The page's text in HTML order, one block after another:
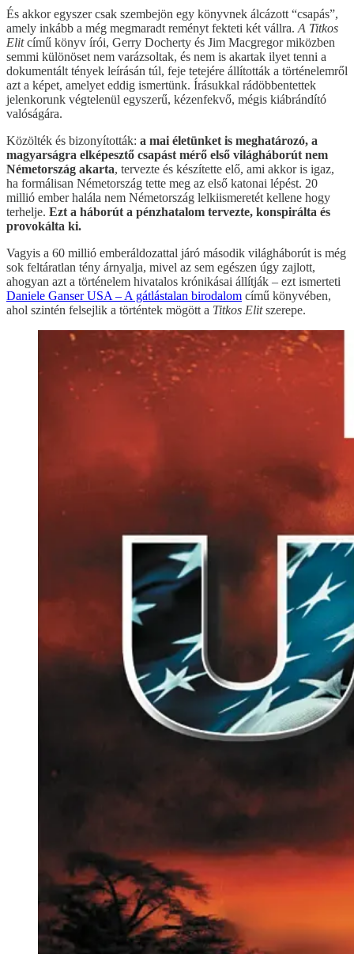
És akkor egyszer csak szembejön egy könyvnek álcázott “csapás”,
amely inkább a még megmaradt reményt fekteti két vállra. A Titkos
Elitcímű könyv írói, Gerry Docherty és Jim Macgregor miközben
semmi különöset nem varázsoltak, és nem is akartak ilyet tenni a
dokumentált tények leírásán túl, feje tetejére állították a történelemről
azt a képet, amelyet eddig ismertünk. Írásukkal rádöbbentettek
jelenkorunk végtelenül egyszerű, kézenfekvő, mégis kiábrándító
valóságára.
Közölték és bizonyították: a mai életünket is meghatározó, a
magyarságra elképesztő csapást mérő első világháborút nem
Németország akarta, tervezte és készítette elő, ami akkor is igaz,
ha formálisan Németország tette meg az első katonai lépést. 20
millió ember halála nem Németország lelkiismeretét kellene hogy
terhelje. Ezt a háborút a pénzhatalom tervezte, konspirálta és
provokálta ki.
Vagyis a 60 millió emberáldozattal járó második világháborút is még
sok feltáratlan tény árnyalja, mivel az sem egészen úgy zajlott,
ahogyan azt a történelem hivatalos krónikásai állítják – ezt ismerteti
Daniele Ganser USA – A gátlástalan birodalom című könyvében,
ahol szintén felsejlik a történtek mögött a Titkos Elitszerepe.